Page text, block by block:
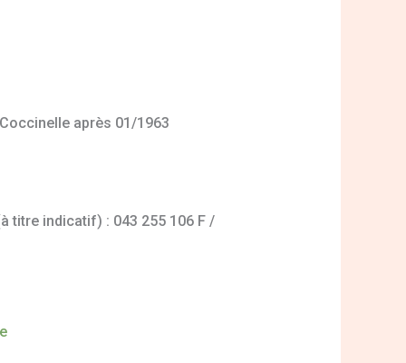
après 01/1963
titre indicatif) : 043 255 106 F /